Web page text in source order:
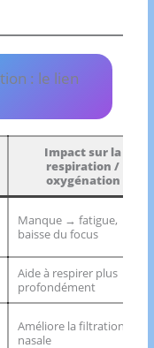
: le lien
Impact sur la
respiration /
oxygénation
Manque → fatigue,
baisse du focus
Aide à respirer plus
profondément
Améliore la filtration
nasale